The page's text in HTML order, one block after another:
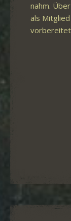
nahm.
als